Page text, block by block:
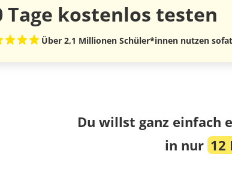
Tage kostenlos testen
Über 2,1 Millionen Schüler*innen nutzen
Du willst ganz einfach
in nur 12